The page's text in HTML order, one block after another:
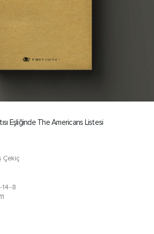
Eşliğinde The Americans Listesi
Çekiç